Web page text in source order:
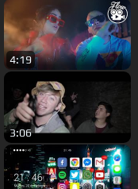
4:19
3:06